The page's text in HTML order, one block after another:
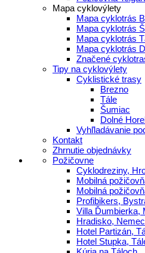
Mapa cyklovýlety
Mapa cyklotrás
Mapa cyklotrás
Mapa cyklotrás
Mapa cyklotrás
Značené
Tipy na cyklovýlety
Cyklistické trasy
Brezno
Tále
Šumiac
Dolné
Vyhľladávanie
Kontakt
Zhrnutie objednávky
Požičovne
Cyklodreziny,
Mobilná
Mobilná
Profibikers,
Villa Ďumbierka,
Hradisko,
Hotel Partizán,
Hotel Stupka,